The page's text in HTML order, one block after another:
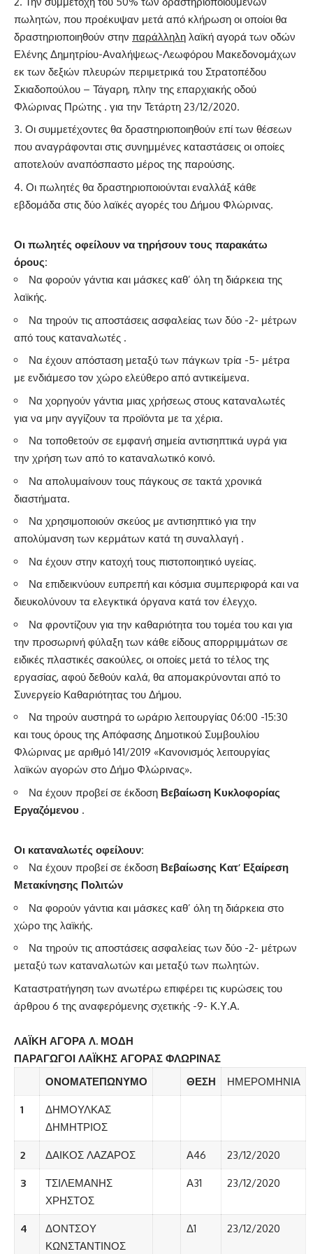
πωλητών, που προέκυψαν μετά από κλήρωση οι οποίοι θα
δραστηριοποιηθούν στην παράλληλη λαϊκή αγορά των οδών
Ελένης Δημητρίου-Αναλήψεως-Λεωφόρου Μακεδονομάχων
εκ των δεξιών πλευρών περιμετρικά του Στρατοπέδου
Σκιαδοπούλου – Τάγαρη, πλην της επαρχιακής οδού
Φλώρινας Πρώτης . για την Τετάρτη 23/12/2020.
Οι συμμετέχοντες θα δραστηριοποιηθούν επί των θέσεων
που αναγράφονται στις συνημμένες καταστάσεις οι οποίες
αποτελούν αναπόσπαστο μέρος της παρούσης.
Οι πωλητές θα δραστηριοποιούνται εναλλάξ κάθε
εβδομάδα στις δύο λαϊκές αγορές του Δήμου Φλώρινας.
Οι πωλητές οφείλουν να τηρήσουν τους παρακάτω
όρους:
Να φορούν γάντια και μάσκες καθ’ όλη τη διάρκεια της
λαϊκής.
Να τηρούν τις αποστάσεις ασφαλείας των δύο -2- μέτρων
από τους καταναλωτές .
Να έχουν απόσταση μεταξύ των πάγκων τρία -5- μέτρα
με ενδιάμεσο τον χώρο ελεύθερο από αντικείμενα.
Να χορηγούν γάντια μιας χρήσεως στους καταναλωτές
για να μην αγγίζουν τα προϊόντα με τα χέρια.
Να τοποθετούν σε εμφανή σημεία αντισηπτικά υγρά για
την χρήση των από το καταναλωτικό κοινό.
Να απολυμαίνουν τους πάγκους σε τακτά χρονικά
διαστήματα.
Να χρησιμοποιούν σκεύος με αντισηπτικό για την
απολύμανση των κερμάτων κατά τη συναλλαγή .
Να έχουν στην κατοχή τους πιστοποιητικό υγείας.
Να επιδεικνύουν ευπρεπή και κόσμια συμπεριφορά και να
διευκολύνουν τα ελεγκτικά όργανα κατά τον έλεγχο.
Να φροντίζουν για την καθαριότητα του τομέα του και για
την προσωρινή φύλαξη των κάθε είδους απορριμμάτων σε
ειδικές πλαστικές σακούλες, οι οποίες μετά το τέλος της
εργασίας, αφού δεθούν καλά, θα απομακρύνονται από το
Συνεργείο Καθαριότητας του Δήμου.
Να τηρούν αυστηρά το ωράριο λειτουργίας 06:00 -15:30
και τους όρους της Απόφασης Δημοτικού Συμβουλίου
Φλώρινας με αριθμό 141/2019 «Κανονισμός λειτουργίας
λαϊκών αγορών στο Δήμο Φλώρινας».
Να έχουν προβεί σε έκδοση Βεβαίωση Κυκλοφορίας
Εργαζόμενου .
Οι καταναλωτές οφείλουν:
Να έχουν προβεί σε έκδοση Βεβαίωσης Κατ’ Εξαίρεση
Μετακίνησης Πολιτών
Να φορούν γάντια και μάσκες καθ’ όλη τη διάρκεια στο
χώρο της λαϊκής.
Να τηρούν τις αποστάσεις ασφαλείας των δύο -2- μέτρων
μεταξύ των καταναλωτών και μεταξύ των πωλητών.
Καταστρατήγηση των ανωτέρω επιφέρει τις κυρώσεις του
άρθρου 6 της αναφερόμενης σχετικής -9- Κ.Υ.Α.
ΛΑΪΚΗ ΑΓΟΡΑ Λ. ΜΟΔΗ
ΠΑΡΑΓΩΓΟΙ ΛΑΪΚΗΣ ΑΓΟΡΑΣ ΦΛΩΡΙΝΑΣ
ΟΝΟΜΑΤΕΠΩΝΥΜΟ
ΘΕΣΗ ΗΜΕΡΟΜΗΝΙΑ
1
ΔΗΜΟΥΛΚΑΣ
ΔΗΜΗΤΡΙΟΣ
2 ΔΑΙΚΟΣ ΛΑΖΑΡΟΣ Α46 23/12/2020
3
ΤΣΙΛΕΜΑΝΗΣ
ΧΡΗΣΤΟΣ
Α31 23/12/2020
4
ΔΟΝΤΣΟΥ
ΚΩΝΣΤΑΝΤΙΝΟΣ
Δ1 23/12/2020